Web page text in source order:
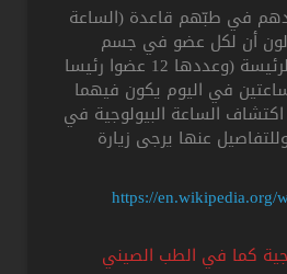
طبّهم قاعدة (الساعة
أن لكل عضو في جسم
الإنسان من الأعضاء الرئيسة (وعددها 12 عضوا رئيسا
في اليوم يكون فيهما
الساعة البيولوجية في
عنها يرجى زيارة
https://
كما في الطب الصيني